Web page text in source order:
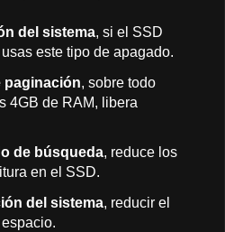
del sistema, si el SSD
este tipo de apagado.
paginación, sobre todo
4GB de RAM, libera
de búsqueda, reduce los
en el SSD.
del sistema, reducir el